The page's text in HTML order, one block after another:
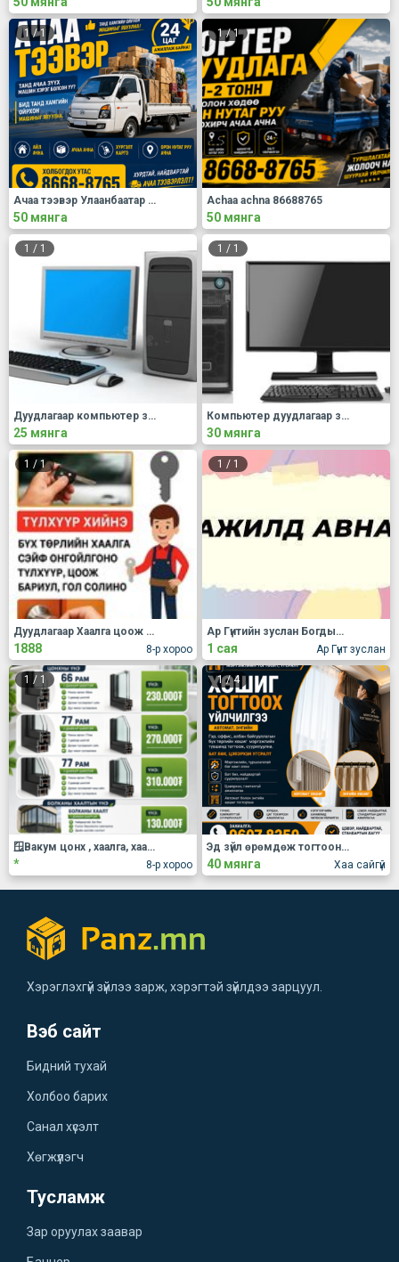
1/1
Ачаа тээвэр Улаанбаатар 86688765
50 мянга
1/1
Achaa achna 86688765
50 мянга
1 / 1
Дуудлагаар компьютер засвар
25 мянга
1 / 1
Компьютер дуудлагаар засна.
30 мянга
1 / 1
8-р хороо
Дуудлагаар Хаалга цоож онгойлгоно.Гол бариул солино. Машины хаалга онгойлгоно.Түлхүүр таниулна.
1888
1 / 1
Ар Гүнт зуслан
Ар Гүнтийн зуслан Богдын аманд гэртэй буух сахиул авна.
1 сая
1 / 1
8-р хороо
🪟Вакум цонх , хаалга, хаалт
*
1/4
Хаа сайгүй
Эд зүйл өрөмдөж тогтооно Хөшиг, гэрэл тогтоох үйлчилгээ
40 мянга
Хэрэглэхгүй зүйлээ зарж, хэрэгтэй зүйлдээ зарцуул.
Вэб сайт
Бидний тухай
Холбоо барих
Санал хүсэлт
Хөгжүүлэгч
Тусламж
Зар оруулах заавар